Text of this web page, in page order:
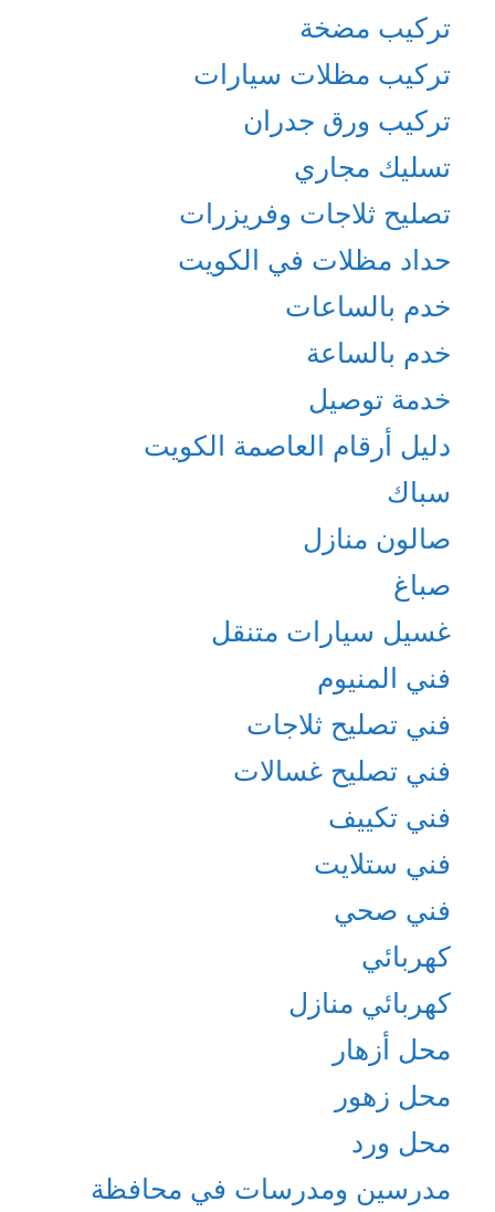
تركيب مضخة
تركيب مظلات سيارات
تركيب ورق جدران
تسليك مجاري
تصليح ثلاجات وفريزرات
حداد مظلات في الكويت
خدم بالساعات
خدم بالساعة
خدمة توصيل
دليل أرقام العاصمة الكويت
سباك
صالون منازل
صباغ
غسيل سيارات متنقل
فني المنيوم
فني تصليح ثلاجات
فني تصليح غسالات
فني تكييف
فني ستلايت
فني صحي
كهربائي
كهربائي منازل
محل أزهار
محل زهور
محل ورد
مدرسين ومدرسات في محافظة